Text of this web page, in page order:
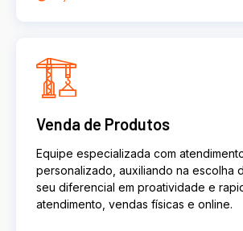
Venda de Produtos
Equipe especializada com
personalizado, auxiliando na escolha
seu diferencial em proatividade e
atendimento, vendas físicas e online.